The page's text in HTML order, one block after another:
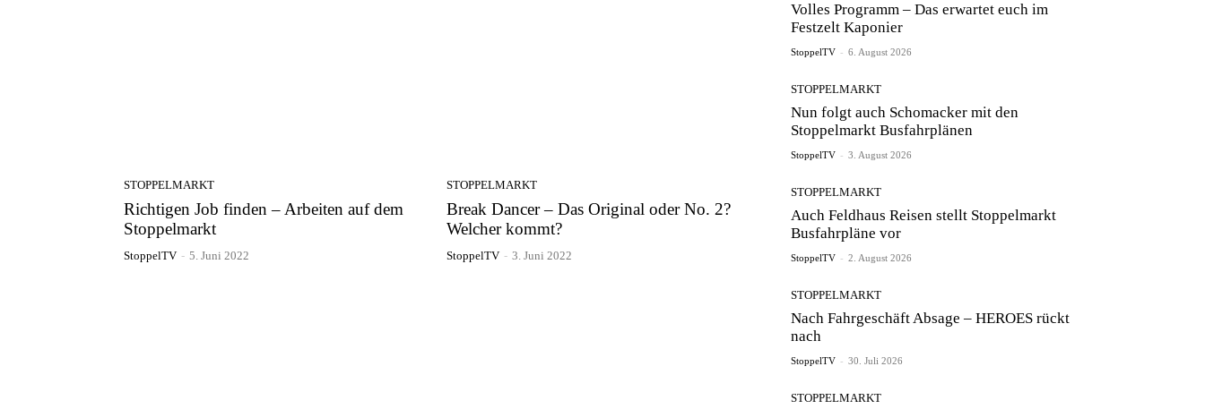
STOPPELMARKT
Richtigen Job finden – Arbeiten auf dem
Stoppelmarkt
StoppelTV - 5. Juni 2022
STOPPELMARKT
Break Dancer – Das Original oder No. 2?
Welcher kommt?
StoppelTV - 3. Juni 2022
Volles Programm – Das erwartet euch im
Festzelt Kaponier
StoppelTV - 6. August 2026
STOPPELMARKT
Nun folgt auch Schomacker mit den
Stoppelmarkt Busfahrplänen
StoppelTV - 3. August 2026
STOPPELMARKT
Auch Feldhaus Reisen stellt Stoppelmarkt
Busfahrpläne vor
StoppelTV - 2. August 2026
STOPPELMARKT
Nach Fahrgeschäft Absage – HEROES rückt
nach
StoppelTV - 30. Juli 2026
STOPPELMARKT